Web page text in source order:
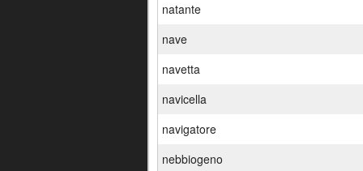
natante
nave
navetta
navicella
navigatore
nebbiogeno